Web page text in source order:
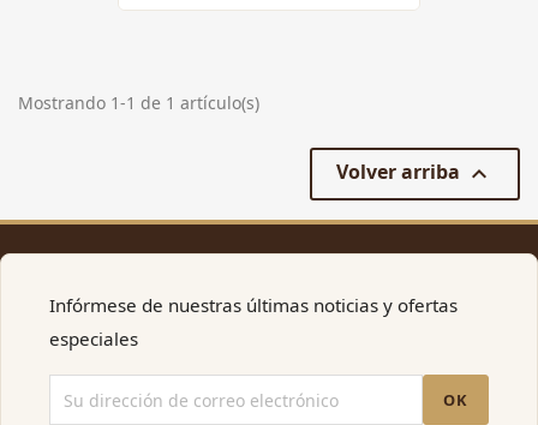
Mostrando 1-1 de 1 artículo(s)
Volver arriba 
Infórmese de nuestras últimas noticias y ofertas
especiales